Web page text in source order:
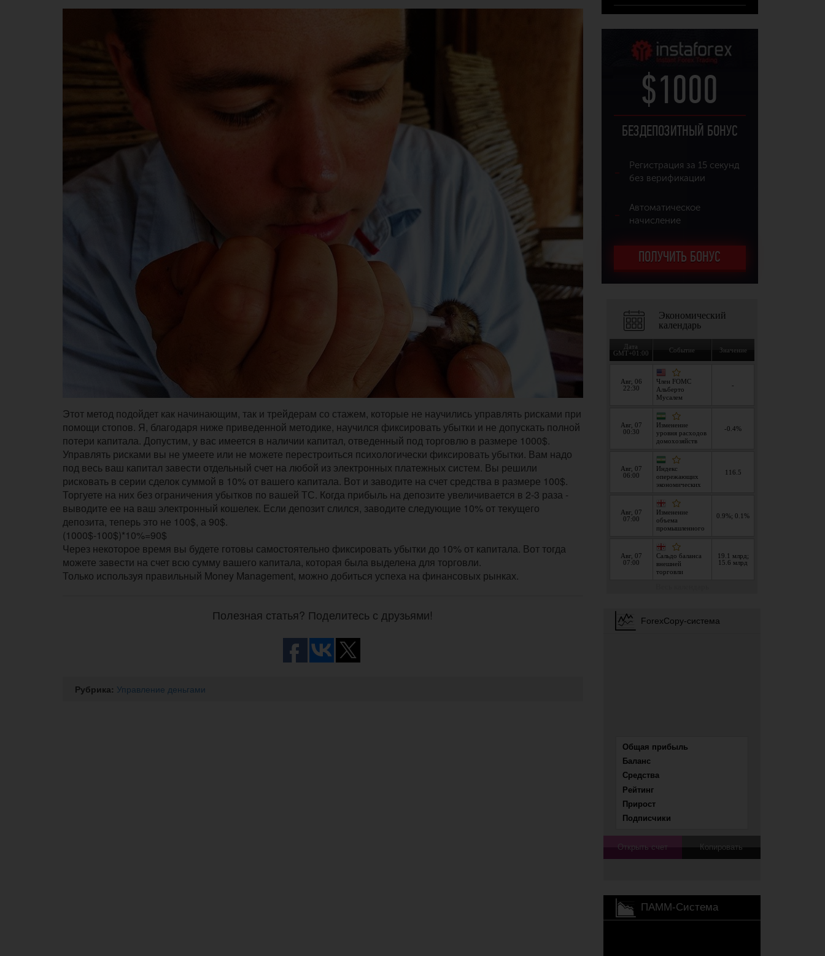
$1000
БЕЗДЕПОЗИТНЫЙ БОНУС
Регистрация за 15 секунд
без верификации
Автоматическое
начисление
ПОЛУЧИТЬ БОНУС
Этот метод подойдет как начинающим, так и трейдерам со стажем, которые не научились управлять рисками при
помощи стопов. Я, благодаря ниже приведенной методике, научился фиксировать убытки и не допускать полной
потери капитала. Допустим, у вас имеется в наличии капитал, отведенный под торговлю в размере 1000$.
Управлять рисками вы не умеете или не можете перестроиться психологически фиксировать убытки. Вам надо
под весь ваш капитал завести отдельный счет на любой из электронных платежных систем. Вы решили
рисковать в серии сделок суммой в 10% от вашего капитала. Вот и заводите на счет средства в размере 100$.
Торгуете на них без ограничения убытков по вашей ТС. Когда прибыль на депозите увеличивается в 2-3 раза -
выводите ее на ваш электронный кошелек. Если депозит слился, заводите следующие 10% от текущего
депозита, теперь это не 100$, а 90$.
(1000$-100$)*10%=90$
Через некоторое время вы будете готовы самостоятельно фиксировать убытки до 10% от капитала. Вот тогда
можете завести на счет всю сумму вашего капитала, которая была выделена для торговли.
Только используя правильный Money Management, можно добиться успеха на финансовых рынках.
Полезная статья? Поделитесь с друзьями!
Рубрика: Управление деньгами